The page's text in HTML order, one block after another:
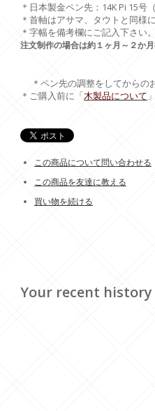
＊日本製金ペン先：14K Pi 15
＊首軸はアサマ、タウトと同様
＊字幅を備考欄にご記入下さい
注文制作の場合は約１ヶ月～２か
＊ペン先の調整をしてからの
＊ご購入前に「木製品について
この商品について問い合わせる
この商品を友達に教える
買い物を続ける
Your recent history